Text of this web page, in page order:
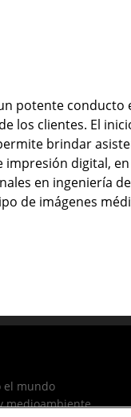
potente conducto
los clientes. El
brindar
impresión digital, en
en ingeniería de
de imágenes
el mundo
medioambiente